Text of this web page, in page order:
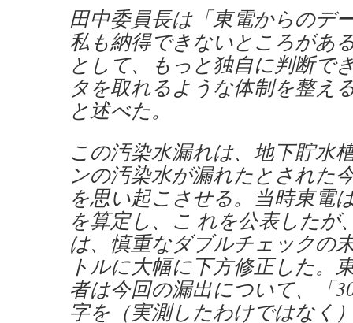
田中委員長は「東電からのデ
私も納得できないところがあ
として、もっと独自に判断で
タを取れるような体制を整え
と述べた。
この汚染水漏れは、地下貯水
ンの汚染水が漏れたとされた
を思い起こさせる。当時東電
を算定し、こ れを公表したが
は、慎重なダブルチェックの
トルに大幅に下方修正した。
者は今回の漏出について、「
字を（実測したわけではなく